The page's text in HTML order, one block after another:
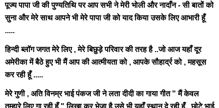
पूज्यपापा जीकी पुण्यतिथि पर आप सभी ने मेरी भोली और नादाँन - सी बातों को
सुना और मेरे साथ आपने भी मेरे पापा जी को याद किया उसके लिए आभारी हूँ
.....
हिन्दी ब्लॉग जगत मेरे लिए , मेरे बिछुड़े परिवार की तरह है ..जो आज यहाँ दूर
अमेरीका में बैठे हुए भी मैं आप की आत्मीयता को , आपके सौहार्द्र को , महसूस
कर रही हूँ .....
मेरे गुणी , अति विनम्र भाई पंकज जी ने लता दीदी का गाया गीत " मैं केवल
तुम्हारे लिए गा रही हूँ " लिखा कर भेजा है उसे भी यहाँ स्थान दे रही हूँ ..छोटे भाई